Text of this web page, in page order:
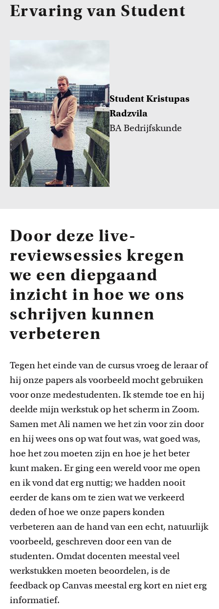
Ervaring van Student
Student Kristupas
Radzvila
BA Bedrijfskunde
Door deze live-
reviewsessies kregen
we een diepgaand
inzicht in hoe we ons
schrijven kunnen
verbeteren
Tegen het einde van de cursus vroeg de leraar of
hij onze papers als voorbeeld mocht gebruiken
voor onze medestudenten. Ik stemde toe en hij
deelde mijn werkstuk op het scherm in Zoom.
Samen met Alinamenwe hetzinvoorzin door
en hij wees ons op wat foutwas, wat goedwas,
hoe het zou moeten zijn en hoe je het beter
kunt maken. Er ging een wereld voor me open
en ik vond dat erg nuttig;we haddennooit
eerder de kans om te zien wat we verkeerd
deden of hoe we onze papers konden
verbeteren aan de hand van een echt, natuurlijk
voorbeeld, geschreven door een van de
studenten. Omdat docenten meestal veel
werkstukken moeten beoordelen, is de
feedback op Canvas meestal erg kort en niet erg
informatief.